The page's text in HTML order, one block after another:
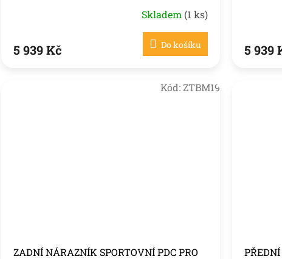
Skladem (1 ks)
5 939 Kč Do košíku 5 939
ZADNÍ NÁRAZNÍK SPORTOVNÍ PDC PRO
Kód:ZTBM19